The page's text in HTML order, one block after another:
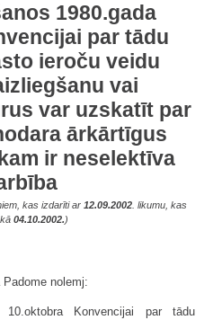
1980.gada
par tādu
ieroču veidu
vai
var uzskatīt par
ārkārtīgus
ir neselektīva
kas izdarīti ar 12.09.2002. likumu, kas
04.10.2002.)
Padome nolemj:
10.oktobra Konvencijai par tādu